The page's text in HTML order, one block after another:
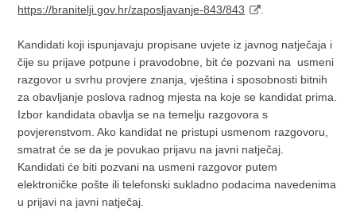
https://branitelji.gov.hr/zaposljavanje-843/843
Kandidati koji ispunjavaju propisane uvjete iz javnog natječaja i
čije su prijave potpune i pravodobne, bit će pozvani na usmeni
razgovor u svrhu provjere znanja, vještina i sposobnosti bitnih
za obavljanje poslova radnog mjesta na koje se kandidat prima.
Izbor kandidata obavlja se na temelju razgovora s
povjerenstvom. Ako kandidat ne pristupi usmenom razgovoru,
smatrat će se da je povukao prijavu na javni natječaj.
Kandidati će biti pozvani na usmeni razgovor putem
elektroničke pošte ili telefonski sukladno podacima navedenima
u prijavi na javni natječaj.